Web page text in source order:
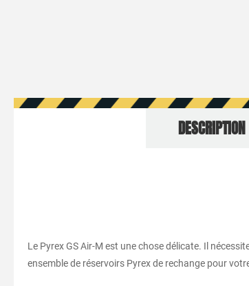
DESCRIPTION
Le Pyrex GS Air-M est une chose délicate. Il
ensemble de réservoirs Pyrex de rechange pour